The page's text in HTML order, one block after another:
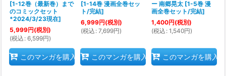
[1-12巻（最新巻）まで
のコミックセット
*2024/3/23現在]
5,999円(税別)
(税込 : 6,599円)
このマンガを購入
[1-14巻 漫画全巻セッ
ト/完結]
6,999円(税別)
(税込 : 7,699円)
このマンガを購入
ー 南郷晃太 [1-5巻 漫
画全巻セット/完結]
1,400円(税別)
(税込 : 1,540円)
このマンガを購入